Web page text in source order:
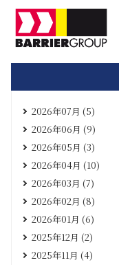
2026年07月 (5)
2026年06月 (9)
2026年05月 (3)
2026年04月 (10)
2026年03月 (7)
2026年02月 (8)
2026年01月 (6)
2025年12月 (2)
2025年11月 (4)